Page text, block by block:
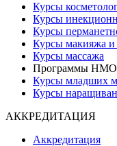
Курсы
Курсы
Курсы
Курсы макияжа и
Курсы массажа
Программы НМО
Курсы младших
Курсы
АККРЕДИТАЦИЯ
Аккредитация